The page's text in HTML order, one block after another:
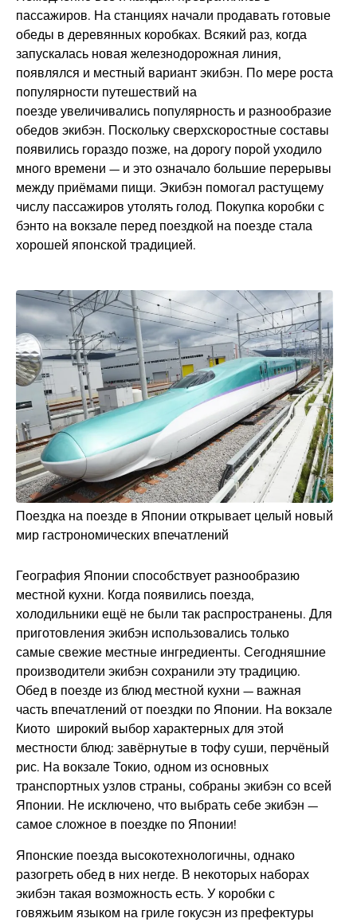
пассажиров. На станциях начали продавать готовые
обеды в деревянных коробках. Всякий раз, когда
запускалась новая железнодорожная линия,
появлялся и местный вариант экибэн. По мере роста
популярности путешествий на
поезде увеличивались популярность и разнообразие
обедов экибэн. Поскольку сверхскоростные составы
появились гораздо позже, на дорогу порой уходило
много времени — и это означало большие перерывы
между приёмами пищи. Экибэн помогал растущему
числу пассажиров утолять голод. Покупка коробки с
бэнто на вокзале перед поездкой на поезде стала
хорошей японской традицией.
Поездка на поезде в Японии открывает целый новый
мир гастрономических впечатлений
География Японии способствует разнообразию
местной кухни. Когда появились поезда,
холодильники ещё не были так распространены. Для
приготовления экибэн использовались только
самые свежие местные ингредиенты. Сегодняшние
производители экибэн сохранили эту традицию.
Обед в поезде из блюд местной кухни — важная
часть впечатлений от поездки по Японии. На вокзале
Киото широкий выбор характерных для этой
местности блюд: завёрнутые в тофу суши, перчёный
рис. На вокзале Токио, одном из основных
транспортных узлов страны, собраны экибэн со всей
Японии. Не исключено, что выбрать себе экибэн —
самое сложное в поездке по Японии!
Японские поезда высокотехнологичны, однако
разогреть обед в них негде. В некоторых наборах
экибэн такая возможность есть. У коробки с
говяжьим языком на гриле гокусэн из префектуры